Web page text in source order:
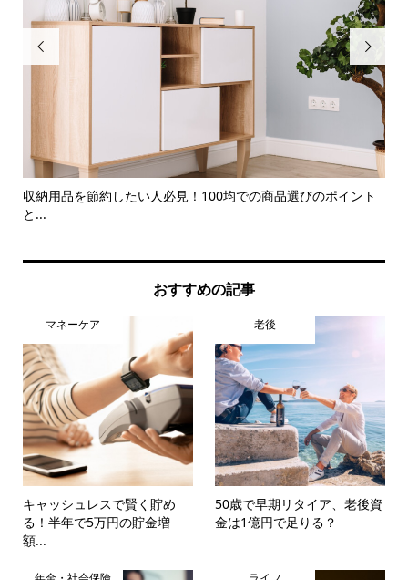

収納用品を節約したい人必見！100均での商品選びのポイント
と...

おすすめの記事
マネーケア
キャッシュレスで賢く貯め
る！半年で5万円の貯金増
額...
老後
50歳で早期リタイア、老後資
金は1億円で足りる？